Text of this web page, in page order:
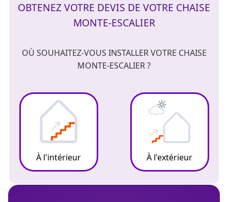
OBTENEZ VOTRE DEVIS DE VOTRE CHAISE
MONTE-ESCALIER
OÙ SOUHAITEZ-VOUS INSTALLER VOTRE CHAISE
MONTE-ESCALIER ?
À l'intérieur À l'extérieur